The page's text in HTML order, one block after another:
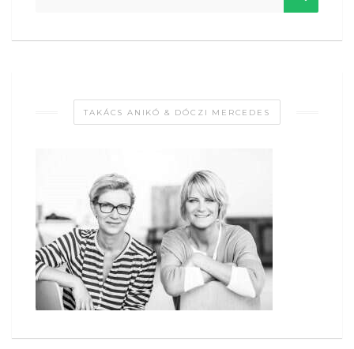
TAKÁCS ANIKÓ & DÓCZI MERCEDES